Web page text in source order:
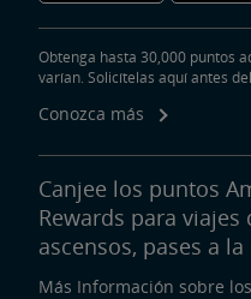
Obtenga hasta 30,000 puntos
varían. Solicítelas aquí antes
Conozca más
Canjee los puntos
Rewards para viajes
ascensos, pases a
Más Información sobre